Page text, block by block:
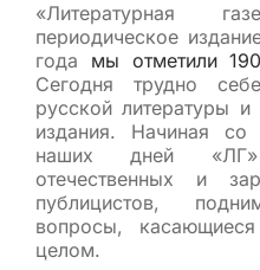
«Литературная
периодическое
года мы отметили
Сегодня трудно
русской литературы и
издания. Начиная
наших дней «ЛГ»
отечественных и
публицистов,
вопросы,
целом.